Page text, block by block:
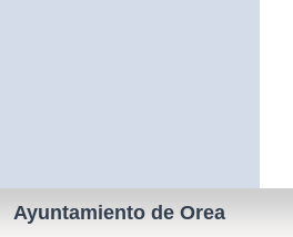
Ayuntamiento de Orea